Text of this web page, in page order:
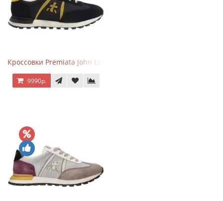
Кроссовки Premiata John Low черные с желтым
9990р.